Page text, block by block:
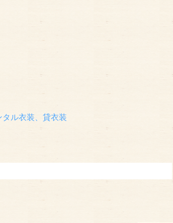
タル衣装、貸衣装